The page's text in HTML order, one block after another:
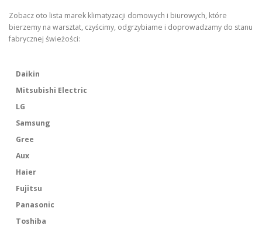
Zobacz oto lista marek klimatyzacji domowych i biurowych, które
bierzemy na warsztat, czyścimy, odgrzybiame i doprowadzamy do stanu
fabrycznej świeżości:
Daikin
Mitsubishi Electric
LG
Samsung
Gree
Aux
Haier
Fujitsu
Panasonic
Toshiba